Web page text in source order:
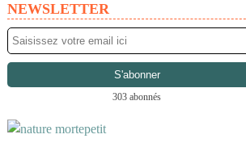
NEWSLETTER
303 abonnés